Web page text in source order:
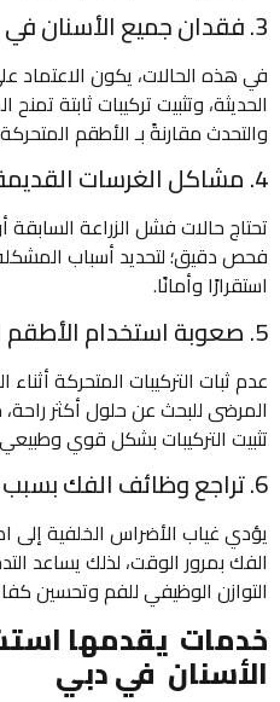
3. فقدان جميع الأسنان في أحد الفكين
في هذه الحالات، يكون الاعتماد
الحديثة، وتثبيت تركيبات ثابتة
والتحدث مقارنةً بـ الأطقم المتحركة
4. مشاكل الغرسات القديمة أو زراعة غير ناجحة
تحتاج حالات فشل الزراعة
فحص دقيق؛ لتحديد أسباب
استقرارًا وأمانًا.
5. صعوبة استخدام الأطقم المتحركة
عدم ثبات التركيبات المتحركة
المرضى للبحث عن حلول أكثر
تثبيت التركيبات بشكل قوي
6. تراجع وظائف الفك بسبب فقدان الأضراس
يؤدي غياب الأضراس الخلفية
الفك بمرور الوقت، لذلك يساعد
التوازن الوظيفي للفم وتحسين
خدمات يقدمها
الأسنان في دبي